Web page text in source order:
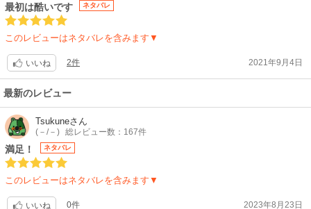
最初は酷いです ネタバレ
このレビューはネタバレを含みます▼
いいね 2件 2021年9月4日
最新のレビュー
Tsukuneさん
(－/－) 総レビュー数：167件
満足！ ネタバレ
このレビューはネタバレを含みます▼
いいね 0件 2023年8月23日